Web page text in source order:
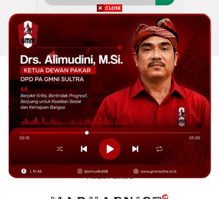
MEDIA GMNI SULTRA adalah Website Resmi GMNI yang ada di
Sultra yang ditujukan sebagai Media Informasi, Perjuangan, dan
Pendidikan
📞 085340863229/082190208534
sultradpdgmni@gmail.com
Media Parnert: